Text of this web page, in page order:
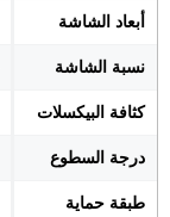
أبعاد الشاشة
نسبة الشاشة
كثافة البيكسلات
درجة السطوع
طبقة حماية